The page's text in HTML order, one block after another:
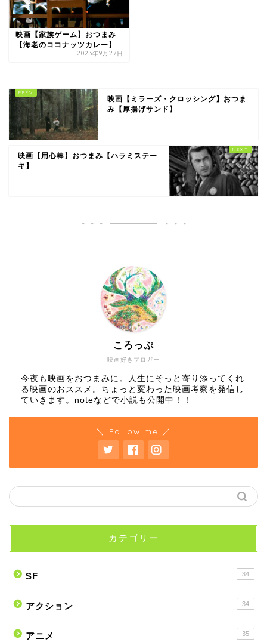
映画【家族ゲーム】おつまみ
【海老のココナッツカレー】
2023年9月27日
映画【ミラーズ・クロッシング】おつま
み【厚揚げサンド】
映画【用心棒】おつまみ【ハラミステー
キ】
映画好きブロガー
ころっぷ
今夜も映画をおつまみに。人生にそっと寄り添ってくれ
る映画のおススメ。ちょっと変わった映画考察を発信し
ていきます。noteなどで小説も公開中！！
＼ Follow me ／
カテゴリー
SF 34
アクション 34
アニメ 35